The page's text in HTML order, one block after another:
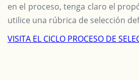
en el proceso, tenga claro el
utilice una rúbrica de selección
VISITA EL CICLO PROCESO DE